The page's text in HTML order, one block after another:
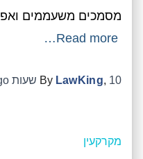
מסמכים משעממים
Read more…
By LawKing, 10 שעות ago
מקרקעין